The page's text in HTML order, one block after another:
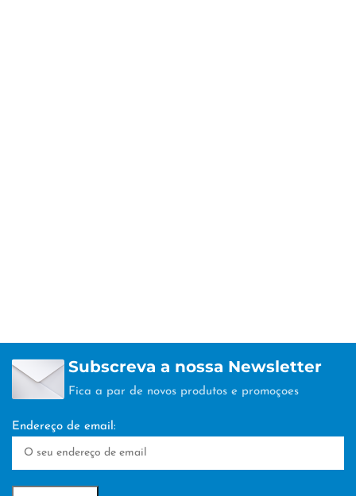
Subscreva a nossa Newsletter
Fica a par de novos produtos e promoçoes
Endereço de email: